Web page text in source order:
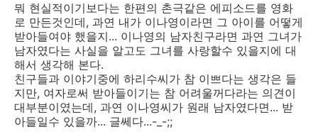
뭐 현실적이기보다는 한편의 촌극같은 에피소드를 영화
로 만든것인데, 과연 내가 이나영이라면 그 아이를 어떻게
받아들여야 했을지... 이나영의 남자친구라면 과연 그녀가
남자였다는 사실을 알고도 그녀를 사랑할수 있을지에 대
해서 생각해 본다.
친구들과 이야기중에 하리수씨가 참 이쁘다는 생각은 들
지만, 여자로써 받아들이기는 참 어려울꺼다라는 의견이
대부분이였는데, 과연 이나영씨가 원래 남자였다면... 받
아들일수 있을까... 글쎄다...-_-;;